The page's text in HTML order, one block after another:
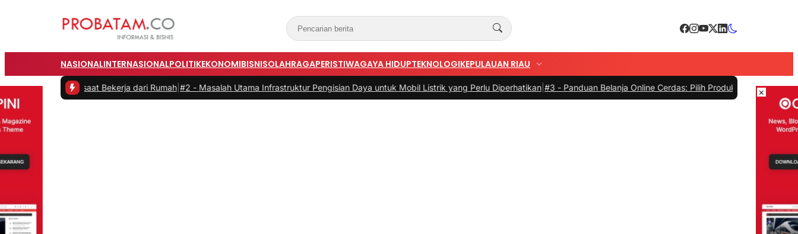
NASIONALINTERNASIONALPOLITIKEKONOMIBISNISOLAHRAGAPERISTIWAGAYA HIDUPTEKNOLOGIKEPULAUAN RIAU
saat Bekerja dari Rumah|#2 - Masalah Utama Infrastruktur Pengisian Daya untuk Mobil Listrik yang Perlu Diperhatikan|#3 -Panduan Belanja Online Cerdas: Pilih Produk dengan Bijak dan Hindari
×